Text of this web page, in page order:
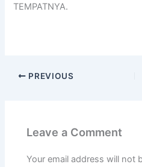
TEMPATNYA.
PREVIOUS
Leave a Comment
Your email address will not